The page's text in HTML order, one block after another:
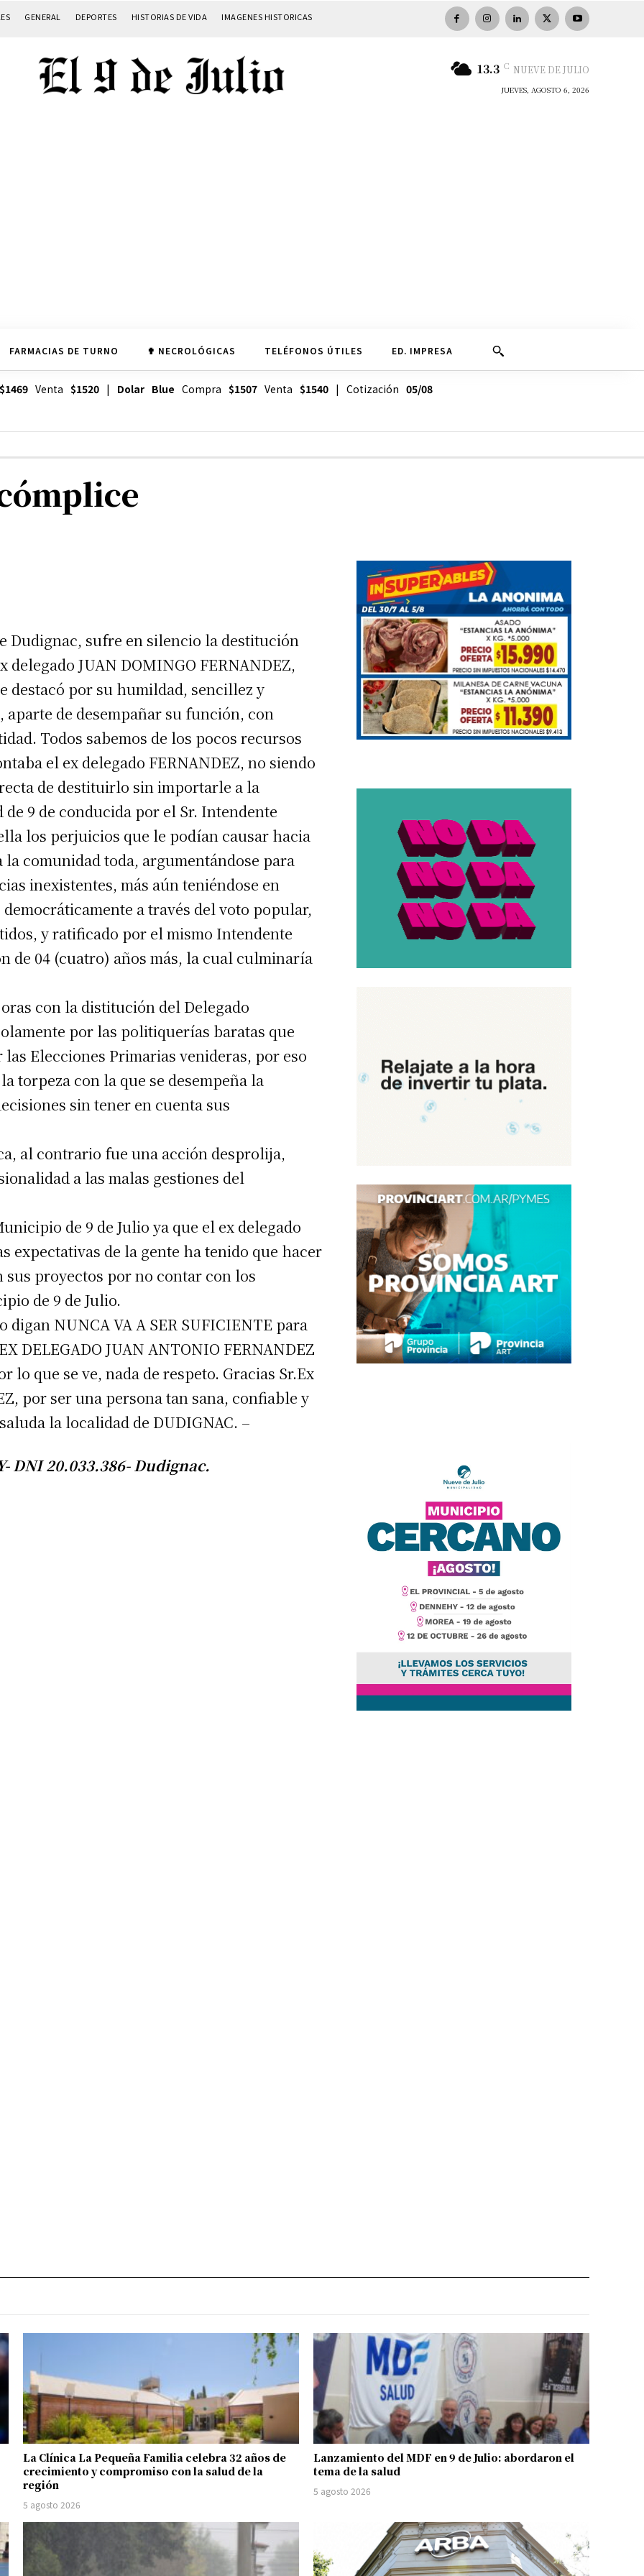
gratis
correo electrónico*
GENERAL DEPORTES HISTORIAS DE VIDA IMAGENES HISTORICAS
13.3 C NUEVE DE JULIO
JUEVES, AGOSTO 6, 2026
FARMACIAS DE TURNO ✟ NECROLÓGICAS TELÉFONOS ÚTILES ED. IMPRESA
$1469Venta $1520| Dolar Blue Compra $1507Venta $1540| Cotización 05/08
Dudignac, sufre en silencio la destitución
delegado JUAN DOMINGO FERNANDEZ,
destacó por su humildad, sencillez y
aparte de desempañar su función, con
Todos sabemos de los pocos recursos
el ex delegado FERNANDEZ, no siendo
de destituirlo sin importarle a la
9 de conducida por el Sr. Intendente
los perjuicios que le podían causar hacia
la comunidad toda, argumentándose para
inexistentes, más aún teniéndose en
a través del voto popular,
y ratificado por el mismo Intendente
de 04 (cuatro) años más, la cual culminaría
con la distitución del Delegado
por las politiquerías baratas que
Elecciones Primarias venideras, por eso
torpeza con la que se desempeña la
sin tener en cuenta sus
al contrario fue una acción desprolija,
a las malas gestiones del
de 9 de Julio ya que el ex delegado
expectativas de la gente ha tenido que hacer
proyectos por no contar con los
de 9 de Julio.
digan NUNCA VA A SER SUFICIENTE para
DELEGADO JUAN ANTONIO FERNANDEZ
lo que se ve, nada de respeto. Gracias Sr.Ex
por ser una persona tan sana, confiable y
la localidad de DUDIGNAC. –
DNI 20.033.386- Dudignac.
La Clínica La Pequeña Familia celebra 32 años de
crecimiento y compromiso con la salud de la
región
5 agosto 2026
Lanzamiento del MDF en 9 de Julio: abordaron el
tema de la salud
5 agosto 2026